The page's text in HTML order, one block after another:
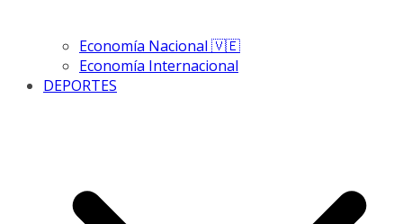
Economía Nacional 🇻🇪
Economía Internacional
DEPORTES